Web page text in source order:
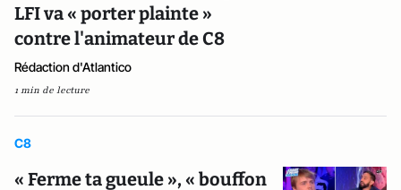
LFI va « porter plainte »
contre l'animateur de C8
Rédaction d'Atlantico
1 min de lecture
C8
« Ferme ta gueule », « bouffon